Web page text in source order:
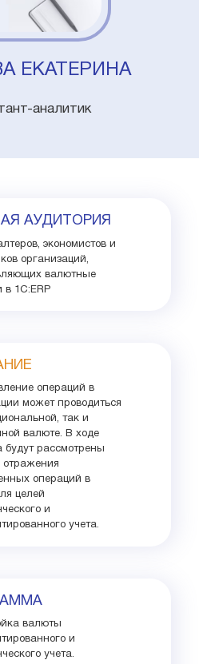
ЕКАТЕРИНА
аналитик
АУДИТОРИЯ
экономистов и
организаций,
валютные
в 1С:ERP
операций в
может проводиться
так и
валюте. В ходе
будут рассмотрены
операций в
целей
и
учета.
валюты
и
учета.